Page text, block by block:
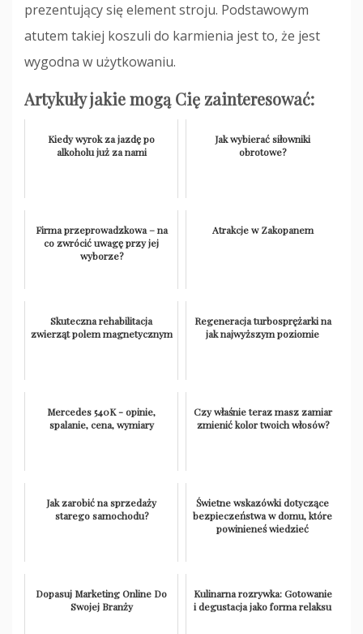
prezentujący się element stroju. Podstawowym
atutem takiej koszuli do karmienia jest to, że jest
wygodna w użytkowaniu.
Artykuły jakie mogą Cię zainteresować:
Kiedy wyrok za jazdę po
alkoholu już za nami
Jak wybierać siłowniki
obrotowe?
Firma przeprowadzkowa – na
co zwrócić uwagę przy jej
wyborze?
Atrakcje w Zakopanem
Skuteczna rehabilitacja
zwierząt polem magnetycznym
Regeneracja turbosprężarki na
jak najwyższym poziomie
Mercedes 540K - opinie,
spalanie, cena, wymiary
Czy właśnie teraz masz zamiar
zmienić kolor twoich włosów?
Jak zarobić na sprzedaży
starego samochodu?
Świetne wskazówki dotyczące
bezpieczeństwa w domu, które
powinieneś wiedzieć
Dopasuj Marketing Online Do
Swojej Branży
Kulinarna rozrywka: Gotowanie
i degustacja jako forma relaksu